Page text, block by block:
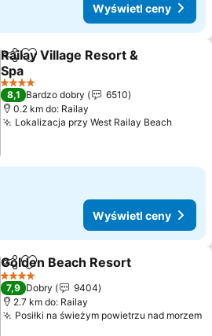
Wyświetl ceny
Udostępnij
Dodaj do ulubionych
Railay Village Resort &
Spa
Wyświetl ceny
4 Kategoria
8,1 Bardzo dobry
6510
0.2 km do: Railay
Lokalizacja przy West Railay Beach
Wyświetl ceny
Udostępnij
Dodaj do ulubionych
Golden Beach Resort
4 Kategoria
7,9 Dobry
9404
2.7 km do: Railay
Posiłki na świeżym powietrzu nad morzem